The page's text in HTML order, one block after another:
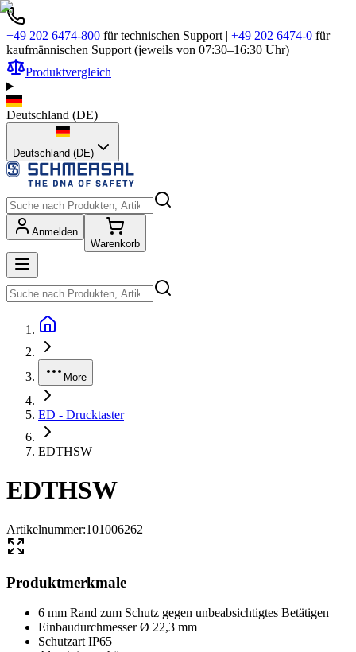
+49 202 6474-800 für technischen Support | +49 202 6474-0 für
kaufmännischen Support (jeweils von 07:30–16:30 Uhr)
Produktvergleich
Deutschland (DE)
Deutschland (DE)
Anmelden
Warenkorb
More
ED - Drucktaster
EDTHSW
EDTHSW
Artikelnummer:101006262
Produktmerkmale
6 mm Rand zum Schutz gegen unbeabsichtigtes Betätigen
Einbaudurchmesser Ø 22,3 mm
Schutzart IP65